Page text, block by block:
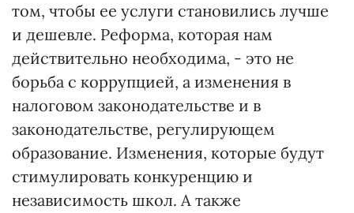
том, чтобы ее услуги становились лучше
и дешевле. Реформа, которая нам
действительно необходима, - это не
борьба с коррупцией, а изменения в
налоговом законодательстве и в
законодательстве, регулирующем
образование. Изменения, которые будут
стимулировать конкуренцию и
независимость школ. А также